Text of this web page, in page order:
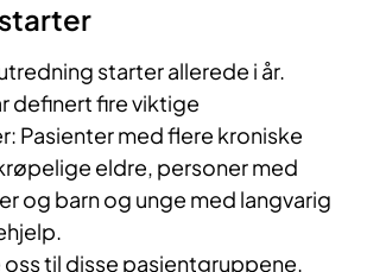
starter allerede i år.
definert fire viktige
Pasienter med flere kroniske
eldre, personer med
og barn og unge med langvarig
oss til disse pasientgruppene.